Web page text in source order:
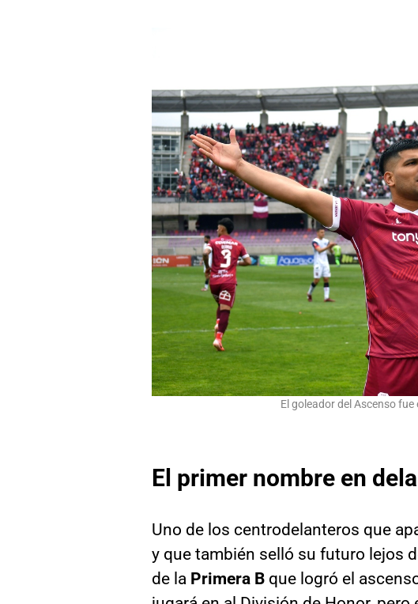
El goleador del Ascenso
El primer nombre en
Uno de los centrodelanteros que
y que también selló su futuro lejos
de la Primera B que logró el